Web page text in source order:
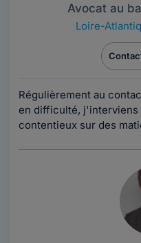
Avocat au
Loire-
Régulièrement au
en difficulté,
contentieux sur des